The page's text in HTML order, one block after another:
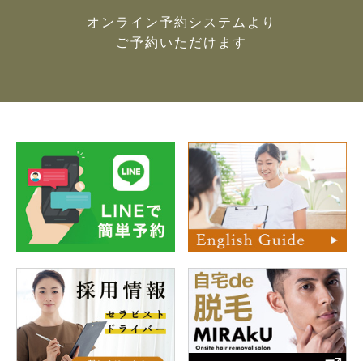
オンライン予約システムより
ご予約いただけます